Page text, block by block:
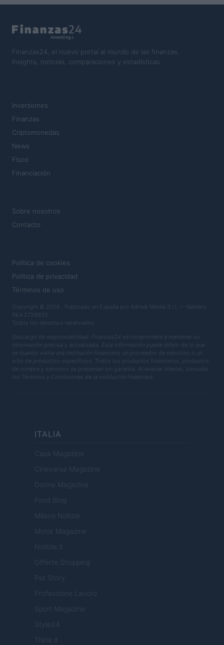
Finanzas24, el nuevo portal al mundo de las finanzas.
Insights, noticias, comparaciones y estadísticas.
Inversiones
Finanzas
Criptomonedas
News
Fisco
Financiación
Sobre nosotros
Contacto
Política de cookies
Política de privacidad
Términos de uso
Copyright © 2026 · Publicado en España por AdHub Media S.r.l. — Número
REA 2729933
Todos los derechos reservados
Descargo de responsabilidad: Finanzas24 se compromete a mantener su
información precisa y actualizada. Esta información puede diferir de lo que
ve cuando visita una institución financiera, un proveedor de servicios o un
sitio de productos específicos. Todos los productos financieros, productos
de compra y servicios se presentan sin garantía. Al evaluar ofertas, consulte
los Términos y Condiciones de la institución financiera.
ITALIA
Casa Magazine
Cineverse Magazine
Donne Magazine
Food Blog
Milano Notizie
Motor Magazine
Notizie.it
Offerte Shopping
Pet Story
Professione Lavoro
Sport Magazine
Style24
Think.it